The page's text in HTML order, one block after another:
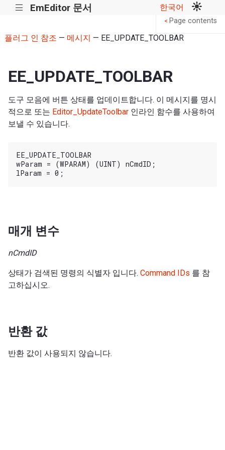
||| EmEditor 문서 한국어
플러그 인 참조 — 메시지 — EE_UPDATE_TOOLBAR
EE_UPDATE_TOOLBAR
도구 모음에 버튼 상태를 업데이트합니다. 이 메시지를 명시
적으로 또는 Editor_UpdateToolbar 인라인 함수를 사용하여
보낼 수 있습니다.
EE_UPDATE_TOOLBAR
wParam = (WPARAM) (UINT) nCmdID;
매개 변수
nCmdID
상태가 검색된 명령의 식별자 입니다. Command IDs 를 참
고하십시오.
반환 값
반환 값이 사용되지 않습니다.
< Page contents